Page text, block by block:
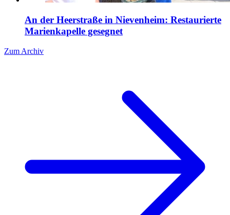
An der Heerstraße in Nievenheim: Restaurierte
Marienkapelle gesegnet
Zum Archiv